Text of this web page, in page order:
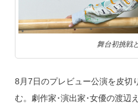
舞台初挑戦
8月7日のプレビュー公演を皮切
む。劇作家･演出家･女優の渡辺